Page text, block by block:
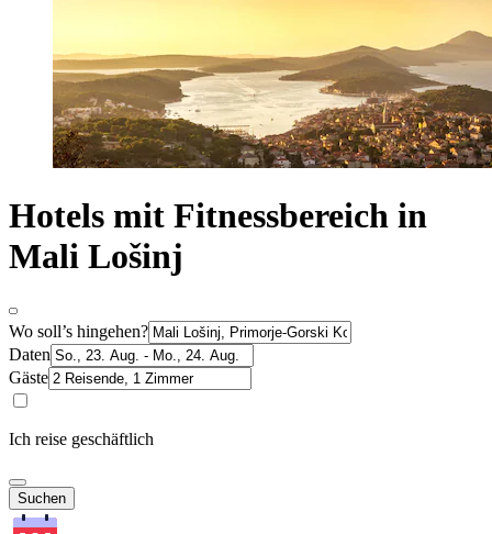
Hotels mit Fitnessbereich in
Mali Lošinj
Wo soll’s hingehen?
Daten
Gäste
Ich reise geschäftlich
Suchen